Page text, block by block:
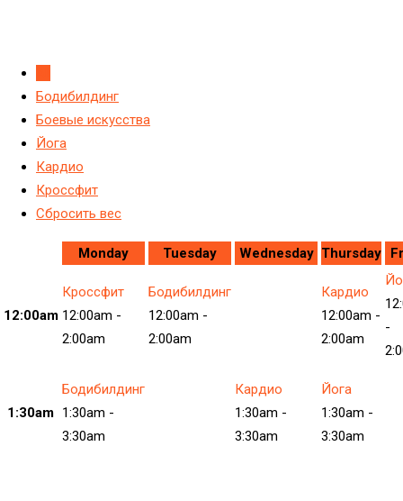
Бодибилдинг
Боевые искусства
Йога
Кардио
Кроссфит
Сбросить вес
Monday Tuesday Wednesday Thursday
12:00am
Кроссфит
12:00am -
2:00am
Бодибилдинг
12:00am -
2:00am
Кардио
12:00am -
2:00am
-
1:30am
Бодибилдинг
1:30am -
3:30am
Кардио
1:30am -
3:30am
Йога
1:30am -
3:30am